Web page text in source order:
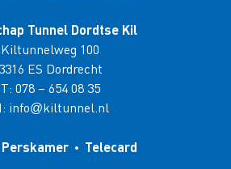
Tunnel Dordtse Kil
Kiltunnelweg 100
3316 ES Dordrecht
T: 078 – 654 08 35
info@kiltunnel.nl
Perskamer Telecard